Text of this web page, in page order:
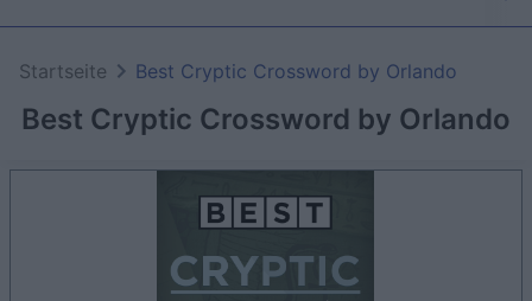
Best Cryptic Crossword by Orlando
Startseite Best Cryptic Crossword by Orlando